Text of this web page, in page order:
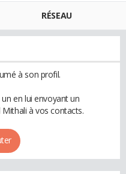
RÉSEAU
à son profil.
en lui envoyant un
à vos contacts.